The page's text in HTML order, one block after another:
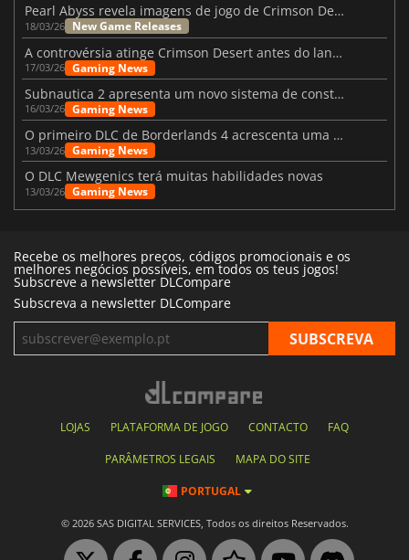
Pearl Abyss revela imagens de jogo de Crimson Desert para a PS5
18/03/26 New Game Releases
A controvérsia atinge Crimson Desert antes do lançamento
17/03/26 Gaming News
Subnautica 2 apresenta um novo sistema de construção de bases
16/03/26 Gaming News
O primeiro DLC de Borderlands 4 acrescenta uma nova personagem e muito mais
13/03/26 Gaming News
O DLC Mewgenics terá muitas habilidades novas
13/03/26 Gaming News
Recebe os melhores preços, códigos promocionais e os
melhores negócios possíveis, em todos os teus jogos!
Subscreve a newsletter DLCompare
Subscreva a newsletter DLCompare
LOJAS PLATAFORMA DE JOGO CONTACTO FAQ
PARÂMETROS LEGAIS MAPA DO SITE
PORTUGAL
© 2026 SAS DIGITAL SERVICES, Todos os direitos Reservados.